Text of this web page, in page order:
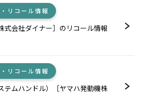
リコール情報
式会社ダイナー］のリコール情報
リコール情報
テムハンドル）［ヤマハ発動機株